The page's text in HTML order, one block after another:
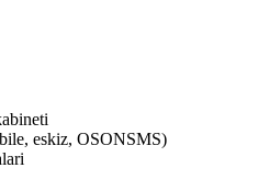
eskiz, OSONSMS)